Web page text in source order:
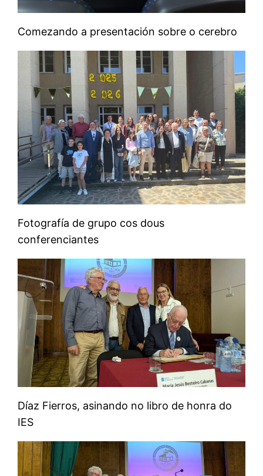
Comezando a presentación sobre o cerebro
Fotografía de grupo cos dous
conferenciantes
Díaz Fierros, asinando no libro de honra do
IES